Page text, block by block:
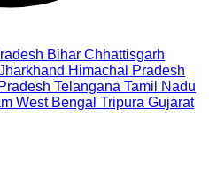
Bihar Chhattisgarh
Himachal Pradesh
Telangana Tamil Nadu
West Bengal Tripura Gujarat